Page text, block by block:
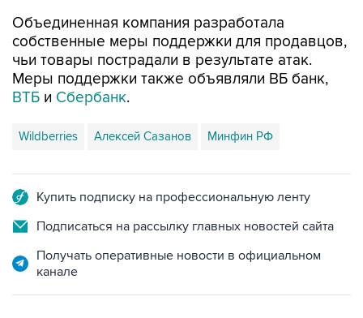
Объединенная компания разработала
собственные меры поддержки для продавцов,
чьи товары пострадали в результате атак.
Меры поддержки также объявляли ВБ банк,
ВТБ и Сбербанк.
Wildberries Алексей Сазанов Минфин РФ
Купить подписку на профессиональную ленту
Подписаться на рассылку главных новостей сайта
Получать оперативные новости в официальном
канале